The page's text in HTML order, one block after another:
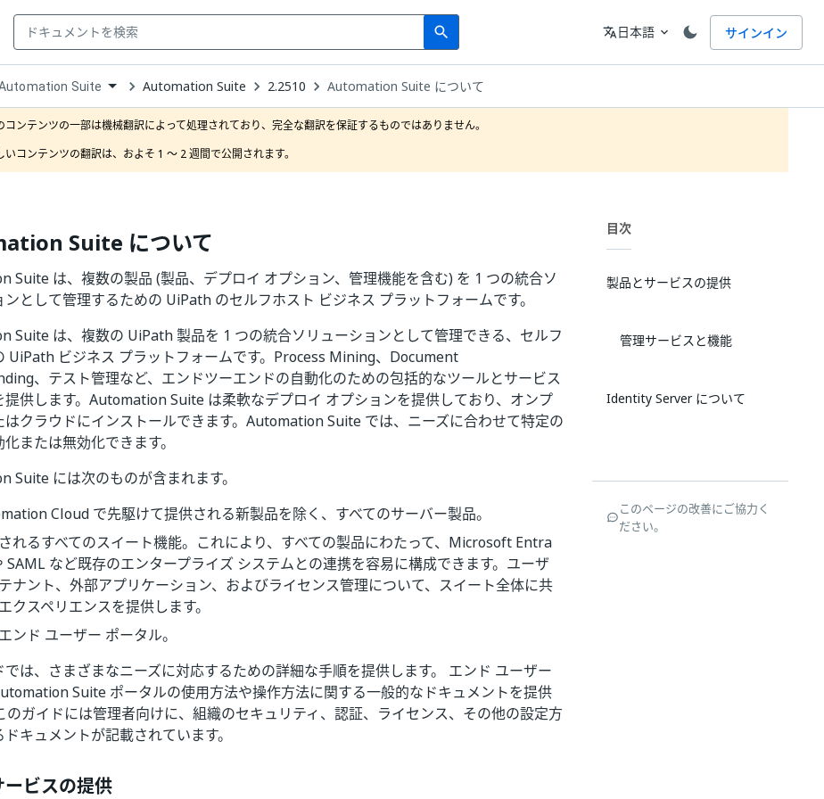
search
Search 言語
translate日本語 expand_more サインイン
Open Suite Automation Suite 2.2510 Automation Suite について
コンテンツの一部は機械翻訳によって処理されており、完全な翻訳を保証するものではありません。
いコンテンツの翻訳は、およそ 1 ～ 2 週間で公開されます。
Suite について
Suite は、複数の製品 (製品、デプロイ オプション、管理機能を含む) を 1 つの統合ソ
ンとして管理するための UiPath のセルフホスト ビジネス プラットフォームです。
Suite は、複数の UiPath 製品を 1 つの統合ソリューションとして管理できる、セルフ
UiPath ビジネス プラットフォームです。Process Mining、Document
、テスト管理など、エンドツーエンドの自動化のための包括的なツールとサービス
提供します。Automation Suite は柔軟なデプロイ オプションを提供しており、オンプ
はクラウドにインストールできます。Automation Suite では、ニーズに合わせて特定の
または無効化できます。
Suite には次のものが含まれます。
Cloud で先駆けて提供される新製品を除く、すべてのサーバー製品。
れるすべてのスイート機能。これにより、すべての製品にわたって、Microsoft Entra
SAML など既存のエンタープライズ システムとの連携を容易に構成できます。ユーザ
ナント、外部アプリケーション、およびライセンス管理について、スイート全体に共
クスペリエンスを提供します。
ンド ユーザー ポータル。
では、さまざまなニーズに対応するための詳細な手順を提供します。 エンド ユーザー
Suite ポータルの使用方法や操作方法に関する一般的なドキュメントを提供
のガイドには管理者向けに、組織のセキュリティ、認証、ライセンス、その他の設定方
キュメントが記載されています。
ビスの提供
目次
製品とサービスの提供
管理サービスと機能
Identity Server について
このページの改善にご協力く
ださい。